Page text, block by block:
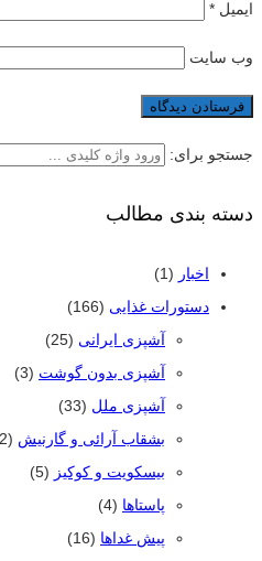
ایمیل *
وب‌ سایت
جستجو برای:
دسته بندی مطالب
اخبار (1)
دستورات غذایی (166)
آشپزی ایرانی (25)
آشپزی بدون گوشت (3)
آشپزی ملل (33)
بشقاب آرائی و گارنیش (2)
بیسکویت و کوکیز (5)
پاستاها (4)
پیش غداها (16)